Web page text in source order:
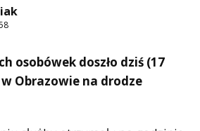
osobówek doszło dziś (17
Obrazowie na drodze